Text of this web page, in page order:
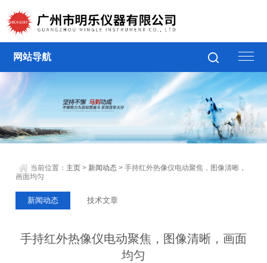
网站导航
当前位置： 主页 > 新闻动态 > 手持红外热像仪电动聚焦，图像清晰，
画面均匀
新闻动态 技术文章
手持红外热像仪电动聚焦，图像清晰，画面
均匀